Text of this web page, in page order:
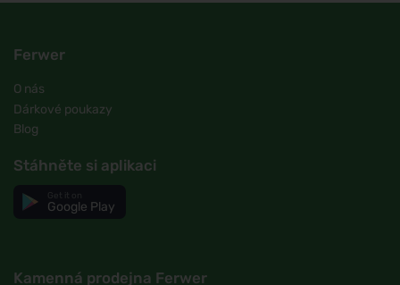
Ferwer
O nás
Dárkové poukazy
Blog
Stáhněte si aplikaci
Google Play
Kamenná prodejna Ferwer